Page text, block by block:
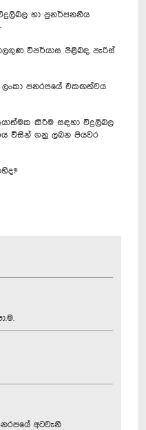
හා පුනර්ජනනීය
විපර්යාස පිළිබඳ පැරිස්
ජනරජයේ එකඟත්වය
කිරීම සඳහා විදුලිබල
විසින් ගනු ලබන පියවර
අටවැනි